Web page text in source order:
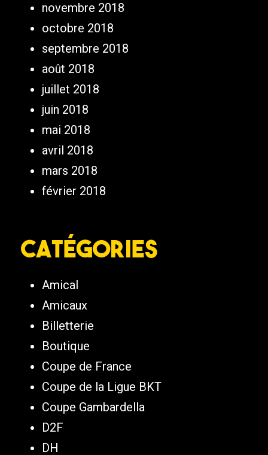
novembre 2018
octobre 2018
septembre 2018
août 2018
juillet 2018
juin 2018
mai 2018
avril 2018
mars 2018
février 2018
Catégories
Amical
Amicaux
Billetterie
Boutique
Coupe de France
Coupe de la Ligue BKT
Coupe Gambardella
D2F
DH